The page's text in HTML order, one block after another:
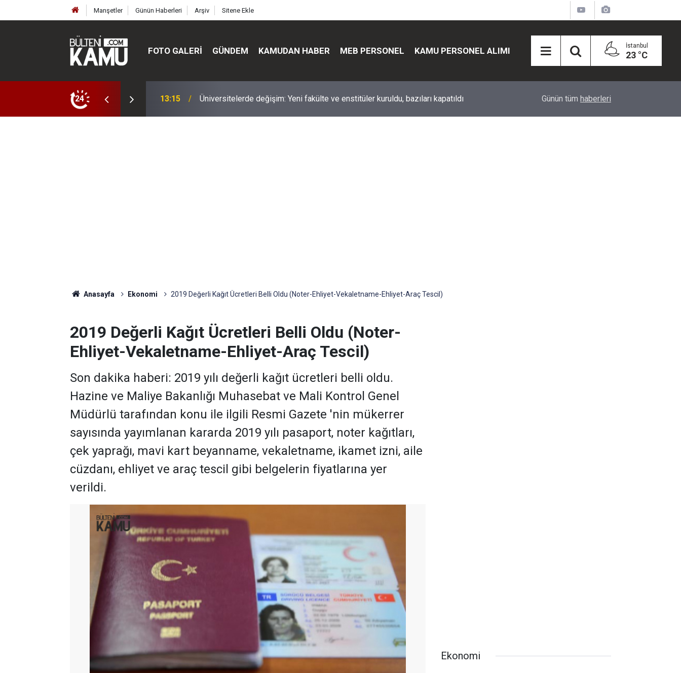
Manşetler Günün Haberleri Arşiv Sitene Ekle
FOTO GALERI GÜNDEM KAMUDAN HABER MEB PERSONEL KAMU PERSONEL ALIMI İstanbul
23 °C
24
ve enstitüler kuruldu, bazıları kapatıldı 13:00 MEB’de üst düzey değişim: Genel müdürler değişti, yeni isimler atandı Eğiti Bir Sen'den Kadınlar İçin Olay Teklif:
Günün tüm haberleri
Anasayfa Ekonomi 2019 Değerli Kağıt Ücretleri Belli Oldu (Noter-Ehliyet-Vekaletname-Ehliyet-Araç Tescil)
2019 Değerli Kağıt Ücretleri Belli Oldu (Noter-
Ehliyet-Vekaletname-Ehliyet-Araç Tescil)
Son dakika haberi: 2019 yılı değerli kağıt ücretleri belli oldu.
Hazine ve Maliye Bakanlığı Muhasebat ve Mali Kontrol Genel
Müdürlü tarafından konu ile ilgili Resmi Gazete 'nin mükerrer
sayısında yayımlanan kararda 2019 yılı pasaport, noter kağıtları,
çek yaprağı, mavi kart beyanname, vekaletname, ikamet izni, aile
cüzdanı, ehliyet ve araç tescil gibi belgelerin fiyatlarına yer
verildi.
Ekonomi